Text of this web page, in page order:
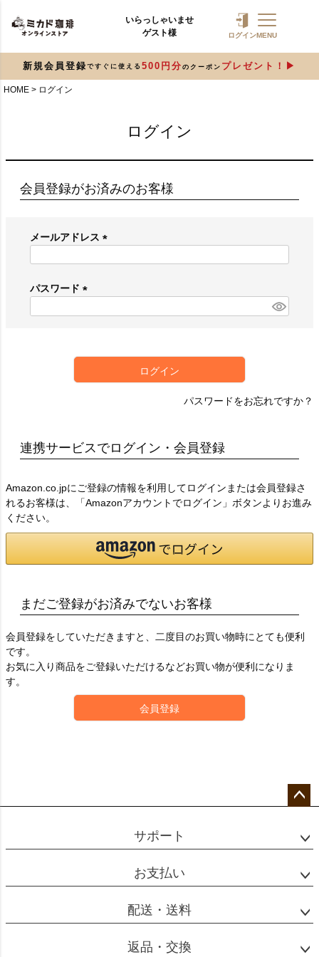
いらっしゃいませ
ゲスト様
ログインMENU
新規会員登録 ですぐに使える 500円分 のクーポン プレゼント！
HOME ログイン
ログイン
会員登録がお済みのお客様
メールアドレス
)
パスワード
ログイン
パスワードをお忘れですか？
連携サービスでログイン・会員登録
Amazon.co.jpにご登録の情報を利用してログインまたは会員登録さ
れるお客様は、「Amazonアカウントでログイン」ボタンよりお進み
ください。
まだご登録がお済みでないお客様
会員登録をしていただきますと、二度目のお買い物時にとても便利
です。
お気に入り商品をご登録いただけるなどお買い物が便利になりま
す。
会員登録
ップ
サポート
お支払い
配送・送料
返品・交換